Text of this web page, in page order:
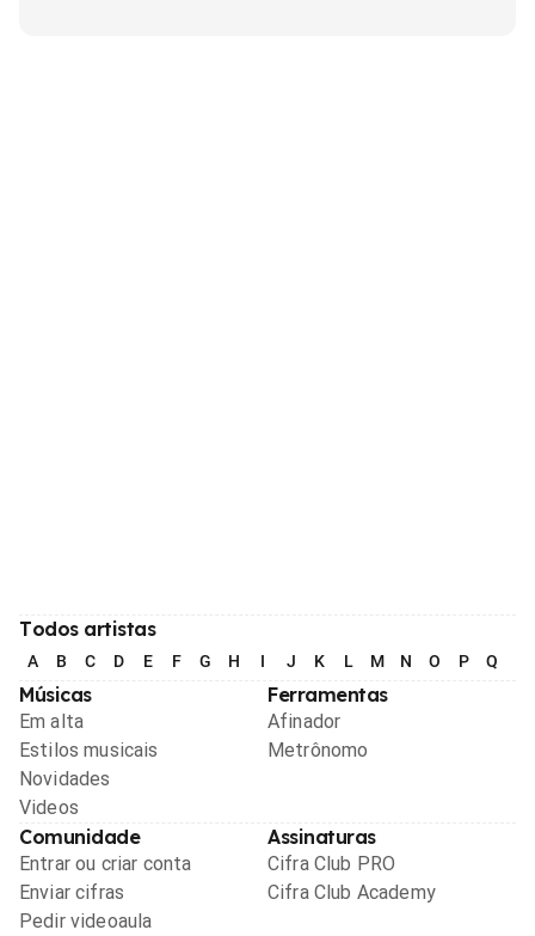
Todos artistas
A B C D E F G H I J K L M N O P Q
Músicas
Em alta
Estilos musicais
Novidades
Videos
Ferramentas
Afinador
Metrônomo
Comunidade
Entrar ou criar conta
Enviar cifras
Pedir videoaula
Assinaturas
Cifra Club PRO
Cifra Club Academy